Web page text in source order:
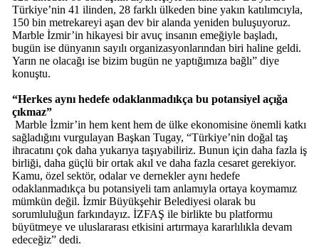
Türkiye’nin 41 ilinden, 28 farklı ülkeden bine yakın katılımcıyla,
150 bin metrekareyi aşan dev bir alanda yeniden buluşuyoruz.
Marble İzmir’in hikayesi bir avuç insanın emeğiyle başladı,
bugün ise dünyanın sayılı organizasyonlarından biri haline geldi.
Yarın ne olacağı ise bizim bugün ne yaptığımıza bağlı” diye
konuştu.
“Herkes aynı hedefe odaklanmadıkça bu potansiyel açığa
çıkmaz”
Marble İzmir’in hem kent hem de ülke ekonomisine önemli katkı
sağladığını vurgulayan Başkan Tugay, “Türkiye’nin doğal taş
ihracatını çok daha yukarıya taşıyabiliriz. Bunun için daha fazla iş
birliği, daha güçlü bir ortak akıl ve daha fazla cesaret gerekiyor.
Kamu, özel sektör, odalar ve dernekler aynı hedefe
odaklanmadıkça bu potansiyeli tam anlamıyla ortaya koymamız
mümkün değil. İzmir Büyükşehir Belediyesi olarak bu
sorumluluğun farkındayız. İZFAŞ ile birlikte bu platformu
büyütmeye ve uluslararası etkisini artırmaya kararlılıkla devam
edeceğiz” dedi.